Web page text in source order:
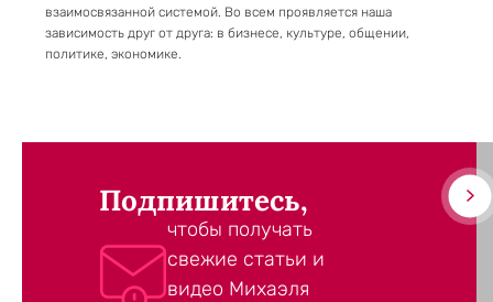
взаимосвязанной системой. Во всем проявляется наша
зависимость друг от друга: в бизнесе, культуре, общении,
политике, экономике.
Подпишитесь,
чтобы получать
свежие статьи и
видео Михаэля